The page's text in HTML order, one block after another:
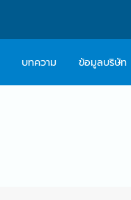
บทความ ข้อมูลบริษัท